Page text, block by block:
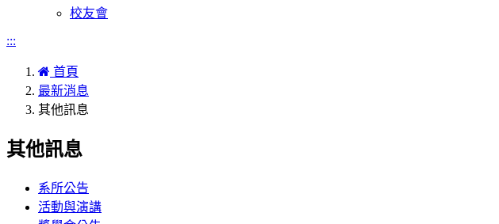
校友會
:::
首頁
最新消息
其他訊息
其他訊息
系所公告
活動與演講